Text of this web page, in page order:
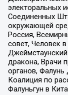
электоральных
Соединенных
окружающей
Россия,
совет, Человек
дракона, Врачи
органов, Фалунь
Коалиция по
Фалуньгун в